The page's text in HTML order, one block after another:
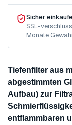
Sicher
SSL-
Monate
Tiefenfilter aus
abgestimmten
Aufbau) zur
entflammbaren